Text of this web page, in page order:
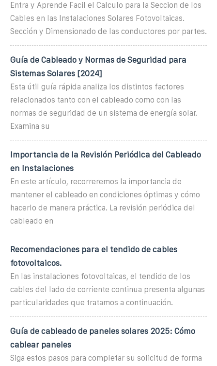
Entra y Aprende Facil el Calculo para la Seccion de los
Cables en las Instalaciones Solares Fotovoltaicas.
Sección y Dimensionado de las conductores por partes.
Guía de Cableado y Normas de Seguridad para
Sistemas Solares [2024]
Esta útil guía rápida analiza los distintos factores
relacionados tanto con el cableado como con las
normas de seguridad de un sistema de energía solar.
Examina su
Importancia de la Revisión Periódica del Cableado
en Instalaciones
En este artículo, recorreremos la importancia de
mantener el cableado en condiciones óptimas y cómo
hacerlo de manera práctica. La revisión periódica del
cableado en
Recomendaciones para el tendido de cables
fotovoltaicos.
En las instalaciones fotovoltaicas, el tendido de los
cables del lado de corriente continua presenta algunas
particularidades que tratamos a continuación.
Guía de cableado de paneles solares 2025: Cómo
cablear paneles
Siga estos pasos para completar su solicitud de forma